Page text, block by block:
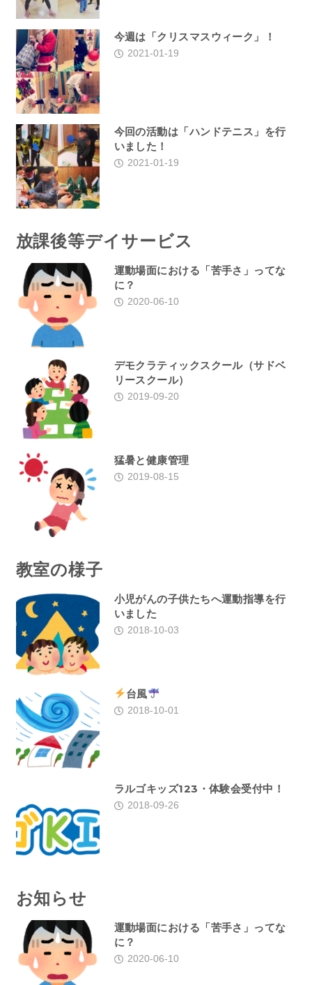
今週は「クリスマスウィーク」！
2021-01-19
今回の活動は「ハンドテニス」を行
いました！
2021-01-19
放課後等デイサービス
運動場面における「苦手さ」ってな
に？
2020-06-10
デモクラティックスクール（サドベ
リースクール）
2019-09-20
猛暑と健康管理
2019-08-15
教室の様子
小児がんの子供たちへ運動指導を行
いました
2018-10-03
台風
2018-10-01
ラルゴキッズ123・体験会受付中！
2018-09-26
お知らせ
運動場面における「苦手さ」ってな
に？
2020-06-10